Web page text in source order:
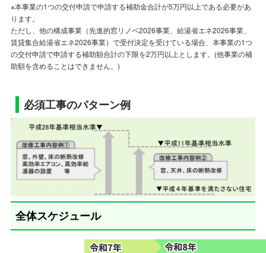
※本事業の1つの交付申請で申請する補助金合計が5万円以上である必要があ
ります。
ただし、他の構成事業（先進的窓リノベ2026事業、給湯省エネ2026事業、
賃貸集合給湯省エネ2026事業）で受付決定を受けている場合、本事業の1つ
の交付申請で申請する補助額合計の下限を2万円以上とします。(他事業の補
助額を含めることはできません。)
必須工事のパターン例
全体スケジュール